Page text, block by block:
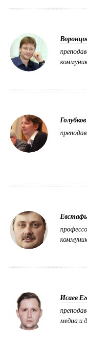
Исаев
медиа и